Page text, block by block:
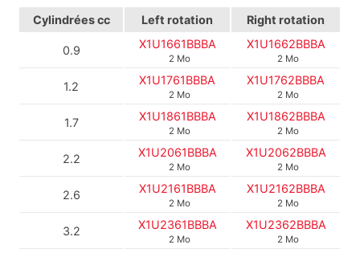
Cylindréescc Left rotation Right rotation
0.9 X1U1661BBBA
2 Mo
X1U1662BBBA
2 Mo
1.2 X1U1761BBBA
2 Mo
X1U1762BBBA
2 Mo
1.7 X1U1861BBBA
2 Mo
X1U1862BBBA
2 Mo
2.2 X1U2061BBBA
2 Mo
X1U2062BBBA
2 Mo
2.6 X1U2161BBBA
2 Mo
X1U2162BBBA
2 Mo
3.2 X1U2361BBBA
2 Mo
X1U2362BBBA
2 Mo